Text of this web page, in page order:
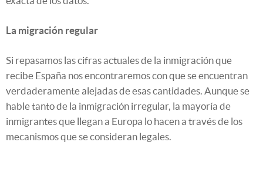
La migración regular
Si repasamos las cifras actuales de la inmigración que
recibe España nos encontraremos con que se encuentran
verdaderamente alejadas de esas cantidades. Aunque se
hable tanto de la inmigración irregular, la mayoría de
inmigrantes que llegan a Europa lo hacen a través de los
mecanismos que se consideran legales.